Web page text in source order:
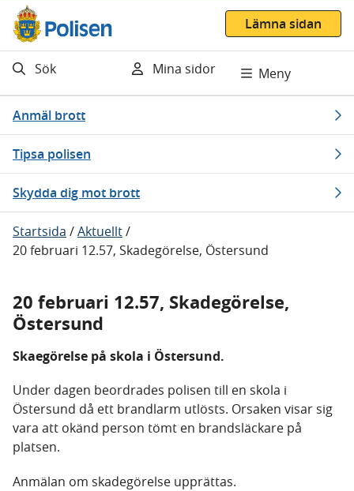
Gå direkt till innehåll
Lämna sidan
Sök Mina sidor Meny
Anmäl brott
Tipsa polisen
Skydda dig mot brott
Startsida /Aktuellt/
20 februari 12.57, Skadegörelse, Östersund
20 februari 12.57, Skadegörelse,
Östersund
Skaegörelse på skola i Östersund.
Under dagen beordrades polisen till en skola i
Östersund då ett brandlarm utlösts. Orsaken visar sig
vara att okänd person tömt en brandsläckare på
platsen.
Anmälan om skadegörelse upprättas.